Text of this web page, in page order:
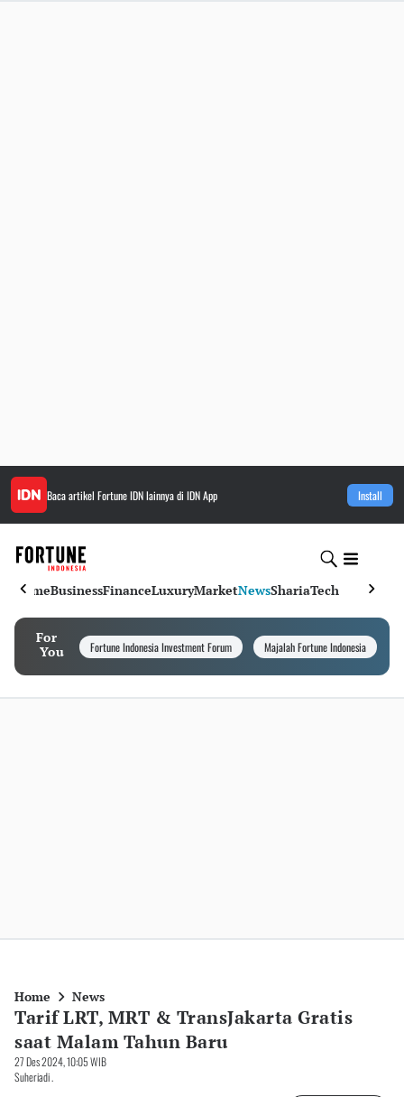
Baca artikel Fortune IDNlainnya di IDN App Install
HomeBusinessFinanceLuxuryMarketNewsShariaTech
For
You
Fortune Indonesia Investment Forum Majalah Fortune Indonesia
Home News
Tarif LRT, MRT & TransJakarta Gratis
saat Malam Tahun Baru
27 Des 2024, 10:05 WIB
Suheriadi .